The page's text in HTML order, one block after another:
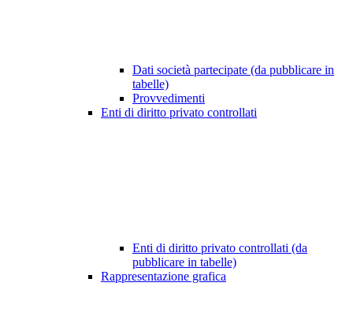
Dati società partecipate (da pubblicare in
tabelle)
Provvedimenti
Enti di diritto privato controllati
Enti di diritto privato controllati (da
pubblicare in tabelle)
Rappresentazione grafica